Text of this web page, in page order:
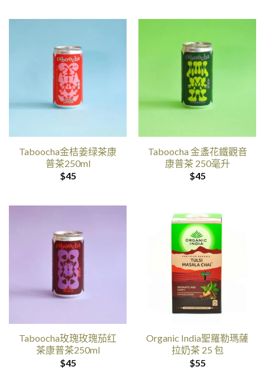
Taboocha金桔姜绿茶康
普茶250ml
$45
Taboocha 金盞花鐵觀音
康普茶 250毫升
$45
Taboocha玫瑰玫瑰茄红
茶康普茶250ml
$45
Organic India聖羅勒瑪薩
拉奶茶 25 包
$55